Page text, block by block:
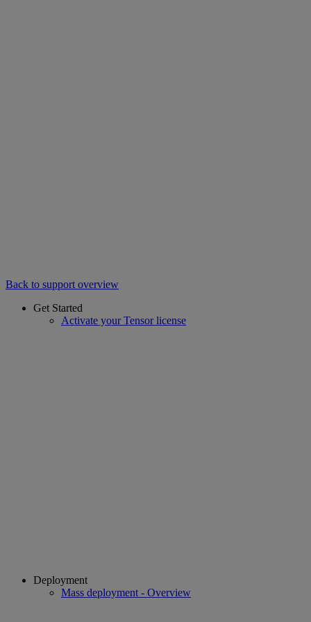
Back to support overview
Get Started
Activate your Tensor license
Deployment
Mass deployment - Overview